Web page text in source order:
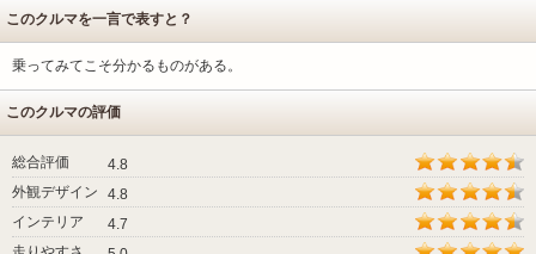
このクルマを一言で表すと？
乗ってみてこそ分かるものがある。
このクルマの評価
総合評価
4.8
外観デザイン
4.8
インテリア
4.7